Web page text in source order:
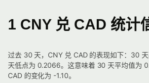
1 CNY 兑 CAD 统计
过去 30 天，CNY 兑 CAD 的表现如下：30
天低点为 0.2066。这意味着 30 天平均值为
CAD 的变化为 -1.10。